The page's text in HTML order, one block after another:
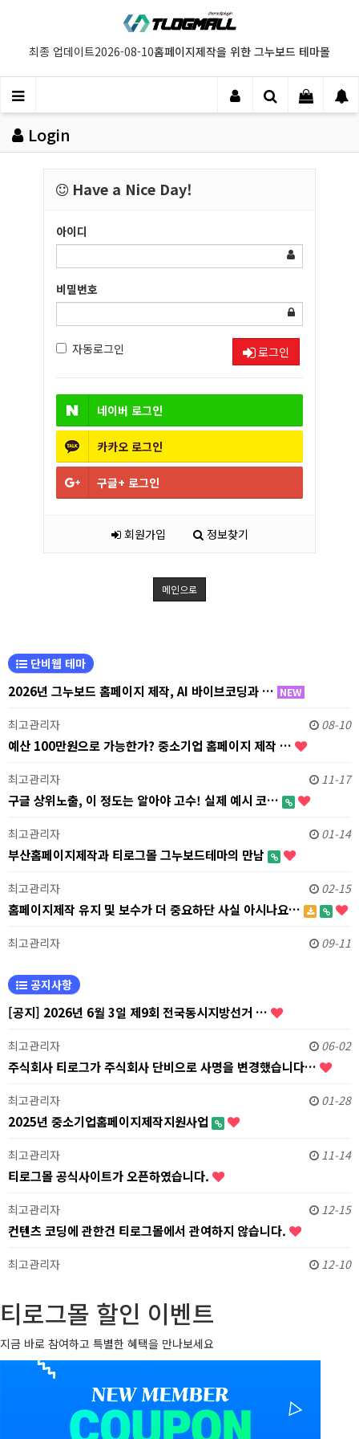
최종 업데이트2026-08-10홈페이지제작을 위한 그누보드 테마몰
Login
Have a Nice Day!
아이디
비밀번호
자동로그인 로그인
네이버 로그인
카카오 로그인
구글+ 로그인
회원가입 정보찾기
메인으로
단비웹 테마
2026년 그누보드 홈페이지 제작, AI 바이브코딩과 … NEW
최고관리자 08-10
예산 100만원으로 가능한가? 중소기업 홈페이지 제작 …
최고관리자 11-17
구글 상위노출, 이 정도는 알아야 고수! 실제 예시 코…
최고관리자 01-14
부산홈페이지제작과 티로그몰 그누보드테마의 만남
최고관리자 02-15
홈페이지제작 유지 및 보수가 더 중요하단 사실 아시나요…
최고관리자 09-11
공지사항
[공지] 2026년 6월 3일 제9회 전국동시지방선거 …
최고관리자 06-02
주식회사 티로그가 주식회사 단비으로 사명을 변경했습니다…
최고관리자 01-28
2025년 중소기업홈페이지제작지원사업
최고관리자 11-14
티로그몰 공식사이트가 오픈하였습니다.
최고관리자 12-15
컨텐츠 코딩에 관한건 티로그몰에서 관여하지 않습니다.
최고관리자 12-10
티로그몰 할인 이벤트
지금 바로 참여하고 특별한 혜택을 만나보세요